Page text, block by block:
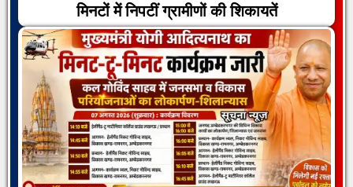
मिनटों में निपटीं ग्रामीणों की शिकायतें